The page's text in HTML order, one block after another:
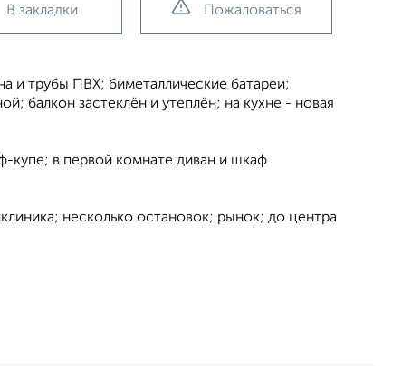
В закладки Пожаловаться
и трубы ПВХ; биметаллические батареи;
балкон застеклён и утеплён; на кухне - новая
купе; в первой комнате диван и шкаф
несколько остановок; рынок; до центра